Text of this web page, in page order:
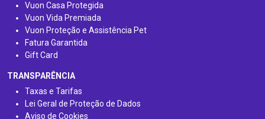
Vuon Casa Protegida
Vuon Vida Premiada
Vuon Proteção e Assistência Pet
Fatura Garantida
Gift Card
TRANSPARÊNCIA
Taxas e Tarifas
Lei Geral de Proteção de Dados
Aviso de Cookies